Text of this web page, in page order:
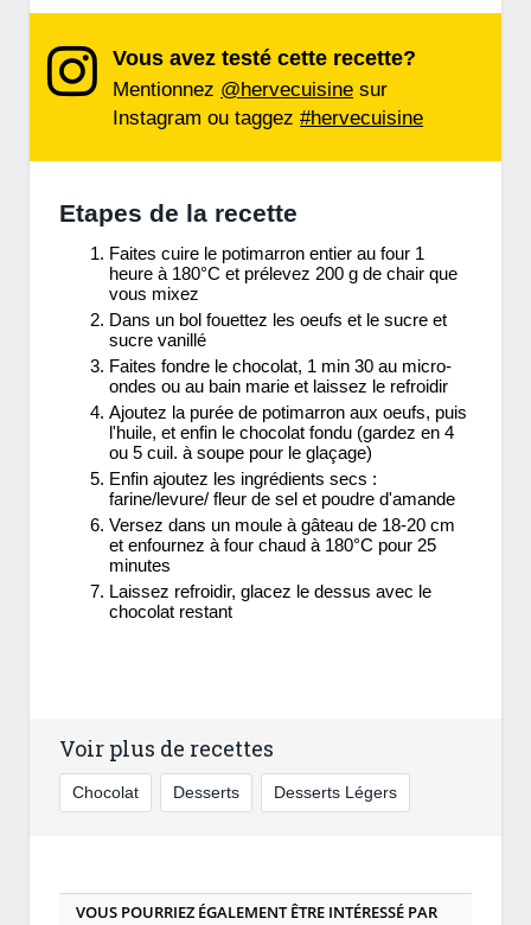
Vous avez testé cette recette?
Mentionnez @hervecuisine sur
Instagram ou taggez #hervecuisine
Etapes de la recette
Faites cuire le potimarron entier au four 1
heure à 180°C et prélevez 200 g de chair que
vous mixez
Dans un bol fouettez les oeufs et le sucre et
sucre vanillé
Faites fondre le chocolat, 1 min 30 au micro-
ondes ou au bain marie et laissez le refroidir
Ajoutez la purée de potimarron aux oeufs, puis
l'huile, et enfin le chocolat fondu (gardez en 4
ou 5 cuil. à soupe pour le glaçage)
Enfin ajoutez les ingrédients secs :
farine/levure/ fleur de sel et poudre d'amande
Versez dans un moule à gâteau de 18-20 cm
et enfournez à four chaud à 180°C pour 25
minutes
Laissez refroidir, glacez le dessus avec le
chocolat restant
Voir plus de recettes
Chocolat Desserts Desserts Légers
VOUS POURRIEZ ÉGALEMENT ÊTRE INTÉRESSÉ PAR